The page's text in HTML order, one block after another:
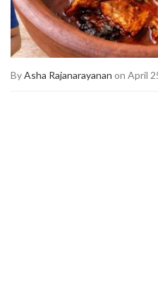
ByAsha Rajanarayanan on April